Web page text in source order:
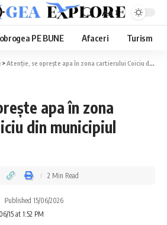
Aa
PE BUNE Afaceri Turism
>Atenție, se oprește apa în zona cartierului Coiciu din municipiul Constanța!
apa în zona
din municipiul
15 at 1:52 PM
Published 15/06/2026
2 Min Read